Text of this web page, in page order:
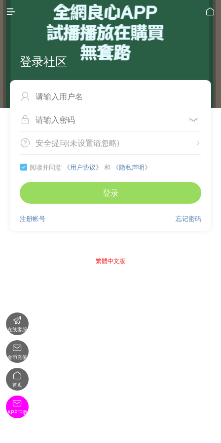
 
登录社区

 
 
安全提问(未设置请忽略)
 阅读并同意 《用户协议》 和 《隐私声明》
登录
忘记密码
注册帐号
繁體中文版

在线客服

金币充值

首页

APP下载